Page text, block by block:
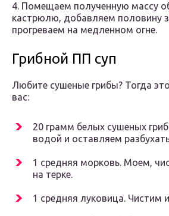
4. Помещаем полученную массу
кастрюлю, добавляем половину
прогреваем на медленном огне.
Грибной ПП суп
Любите сушеные грибы? Тогда
вас:
20 грамм белых сушеных
водой и оставляем
1 средняя морковь. Моем,
на терке.
1 средняя луковица. Чистим